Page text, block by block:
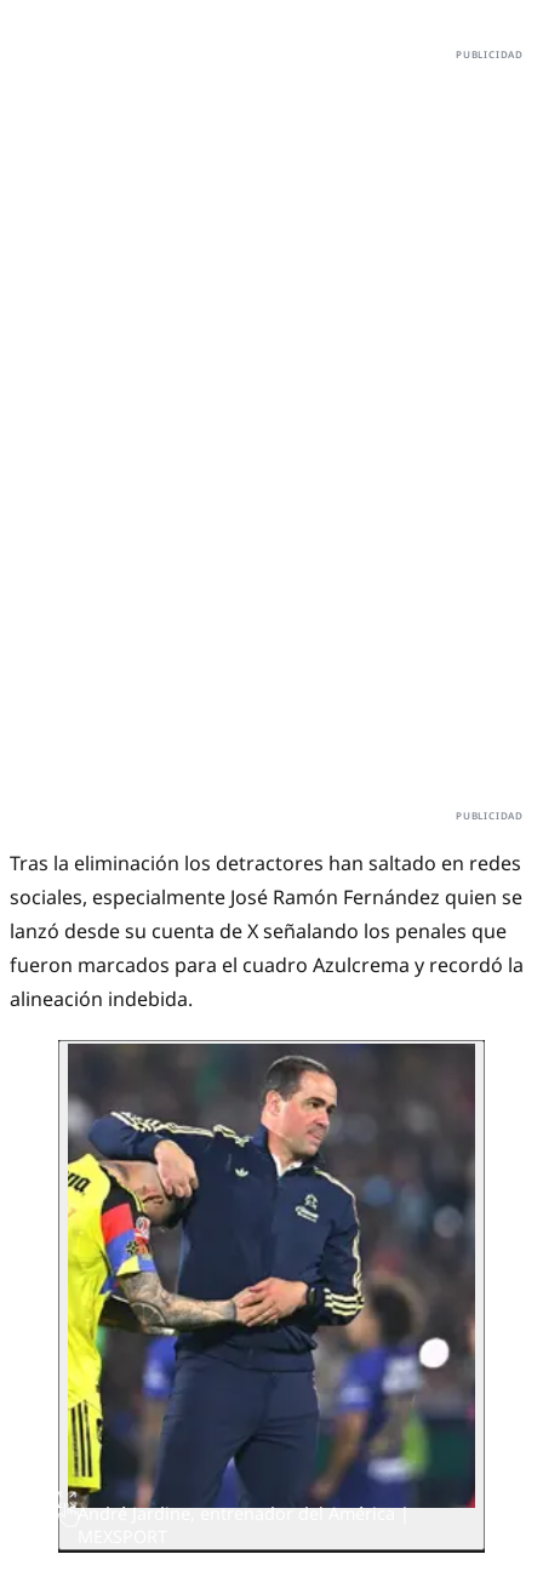
Tras la eliminación los detractores han saltado en redes
sociales, especialmente José Ramón Fernández quien se
lanzó desde su cuenta de X señalando los penales que
fueron marcados para el cuadro Azulcrema y recordó la
alineación indebida.
André Jardine, entrenador del América |